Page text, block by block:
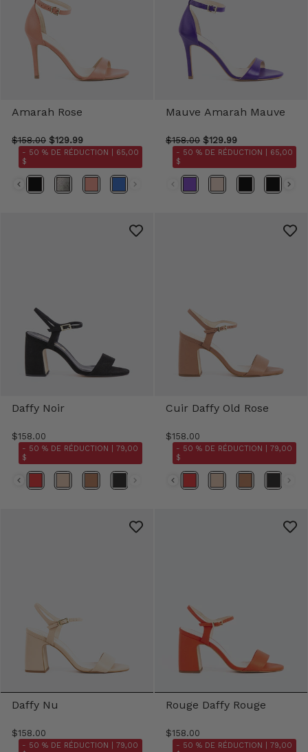
Amarah Rose
$158.00 $129.99
- 50 % DE RÉDUCTION |
65,00
$
Mauve Amarah Mauve
$158.00 $129.99
- 50 % DE RÉDUCTION |
65,00
$
Daffy Noir
$158.00
- 50 % DE RÉDUCTION |
79,00
$
Cuir Daffy Old Rose
$158.00
- 50 % DE RÉDUCTION |
79,00
$
Daffy Nu
$158.00
- 50 % DE RÉDUCTION |
79,00
Rouge Daffy Rouge
$158.00
- 50 % DE RÉDUCTION |
79,00